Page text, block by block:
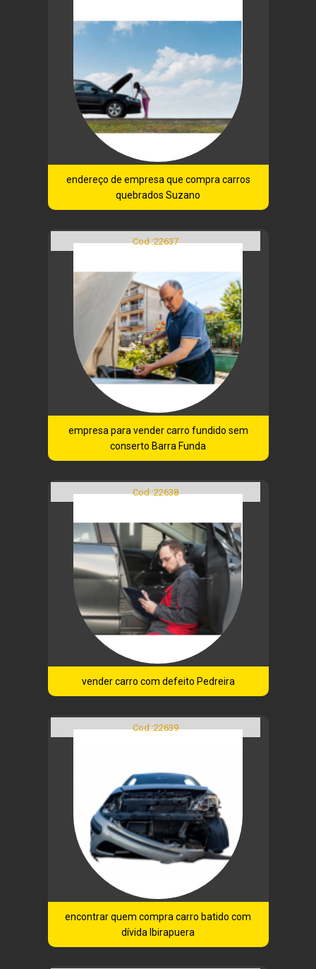
endereço de empresa que compra carros
quebrados Suzano
Cod.:22637
empresa para vender carro fundido sem
conserto Barra Funda
Cod.:22638
vender carro com defeito Pedreira
Cod.:22639
encontrar quem compra carro batido com
dívida Ibirapuera